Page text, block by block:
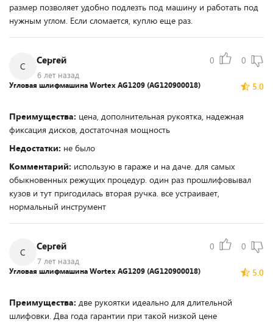
размер позволяет удобно подлезть под машину и работать под
нужным углом. Если сломается, куплю еще раз.
С
Сергей
6 лет назад
0 0
5.0
Угловая шлифмашина Wortex AG1209 (AG120900018)
Преимущества: цена, дополнительная рукоятка, надежная
фиксация дисков, достаточная мощность
Недостатки: не было
Комментарий: использую в гараже и на даче. для самых
обыкновенных режущих процедур. один раз прошлифовывал
кузов и тут пригодилась вторая ручка. все устраивает,
нормальный инструмент
С
Сергей
7 лет назад
0 0
5.0
Угловая шлифмашина Wortex AG1209 (AG120900018)
Преимущества: две рукоятки идеально для длительной
шлифовки. Два года гарантии при такой низкой цене